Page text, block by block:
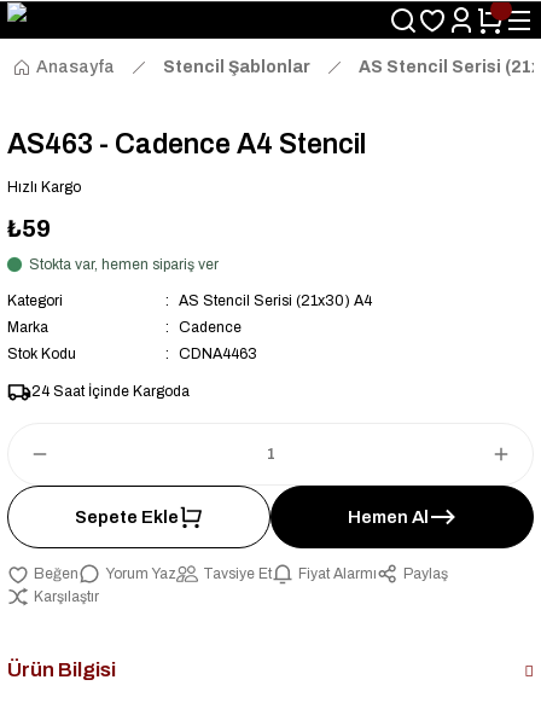
Size Özel "HG10" Kodu ile Sepette Hemen %10 İndirim Fırsatını
Kaçırmayın!
Anasayfa
Stencil Şablonlar AS Stencil Serisi
AS463 - Cadence A4 Stencil
Hızlı Kargo
₺59
Stokta var, hemen sipariş ver
Kategori
AS Stencil Serisi (21x30) A4
Marka
Cadence
Stok Kodu
CDNA4463
24 Saat İçinde Kargoda
Sepete Ekle Hemen Al
Yorum Yaz Tavsiye Et Fiyat Alarmı
Paylaş
Karşılaştır
Ürün Bilgisi